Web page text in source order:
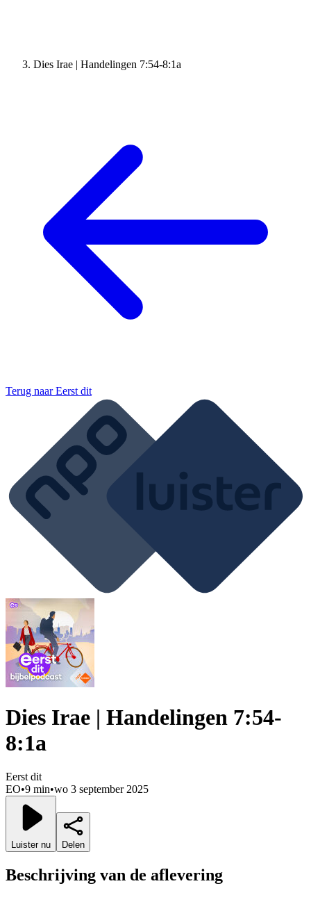
Dies Irae | Handelingen 7:54-8:1a
Terug naarEerst dit
Dies Irae | Handelingen 7:54-
8:1a
Eerst dit
EO•9 min•wo 3 september 2025
Luister nu Delen
Beschrijving van de aflevering